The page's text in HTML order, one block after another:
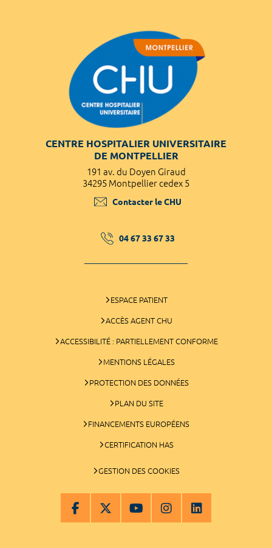
CENTRE HOSPITALIER UNIVERSITAIRE
DE MONTPELLIER
191 av. du Doyen Giraud
34295 Montpellier cedex 5
Contacter le CHU
04 67 33 67 33
ESPACE PATIENT
ACCÈS AGENT CHU
ACCESSIBILITÉ : PARTIELLEMENT CONFORME
MENTIONS LÉGALES
PROTECTION DES DONNÉES
PLAN DU SITE
FINANCEMENTS EUROPÉENS
CERTIFICATION HAS
GESTION DES COOKIES